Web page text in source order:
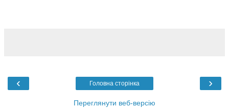
‹ ›
Головна сторінка
Переглянути веб-версію